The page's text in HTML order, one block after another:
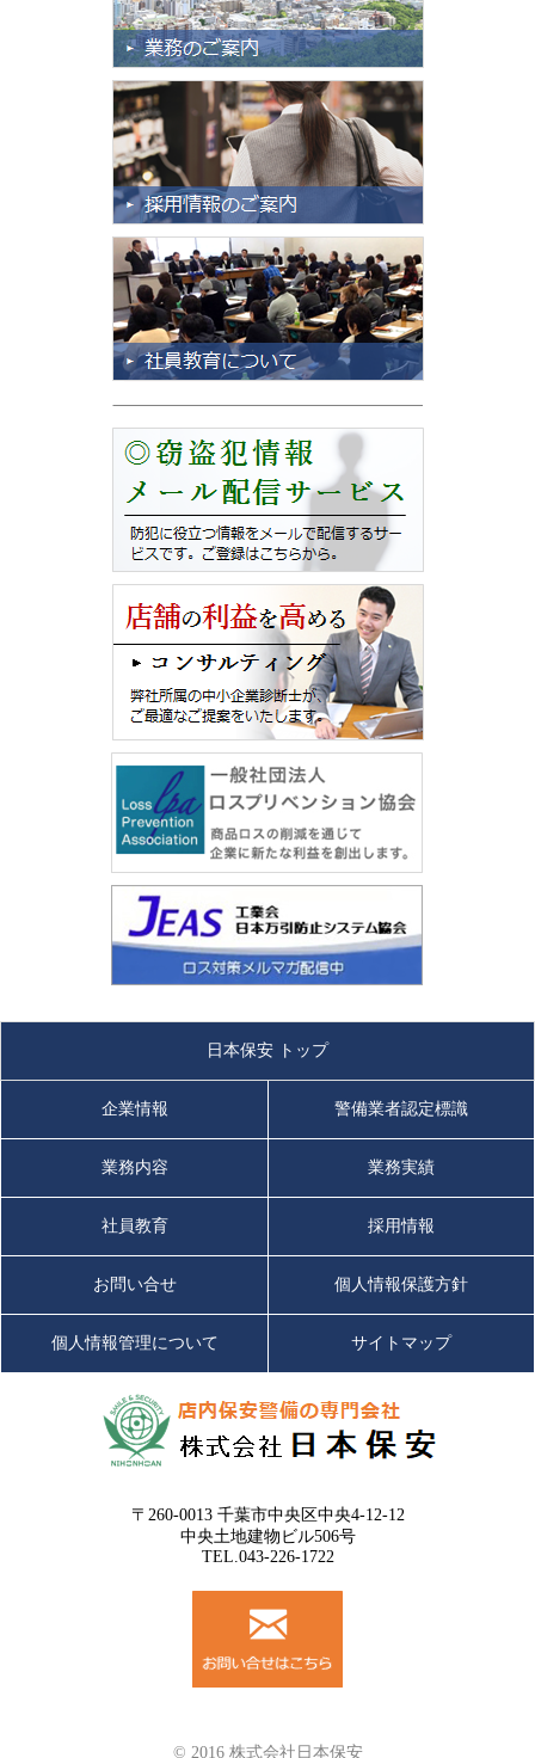
日本保安 トップ
企業情報 警備業者認定標識
業務内容 業務実績
社員教育 採用情報
お問い合せ 個人情報保護方針
個人情報管理について サイトマップ
〒260-0013 千葉市中央区中央4-12-12
中央土地建物ビル506号
TEL.043-226-1722
© 2016 株式会社日本保安